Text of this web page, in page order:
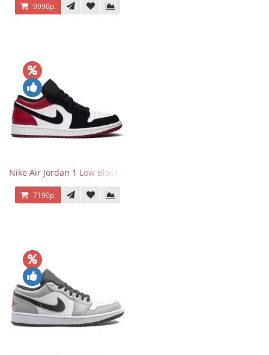
9990р.
Nike Air Jordan 1 Low Black Toe
7190р.